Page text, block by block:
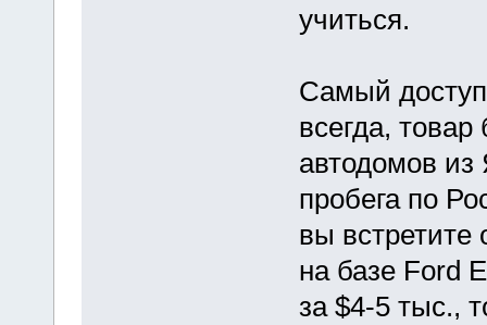
учиться.
Самый
всегда,
автодомов
пробега по
вы встретите
на базе Ford
за $4-5 тыс.,